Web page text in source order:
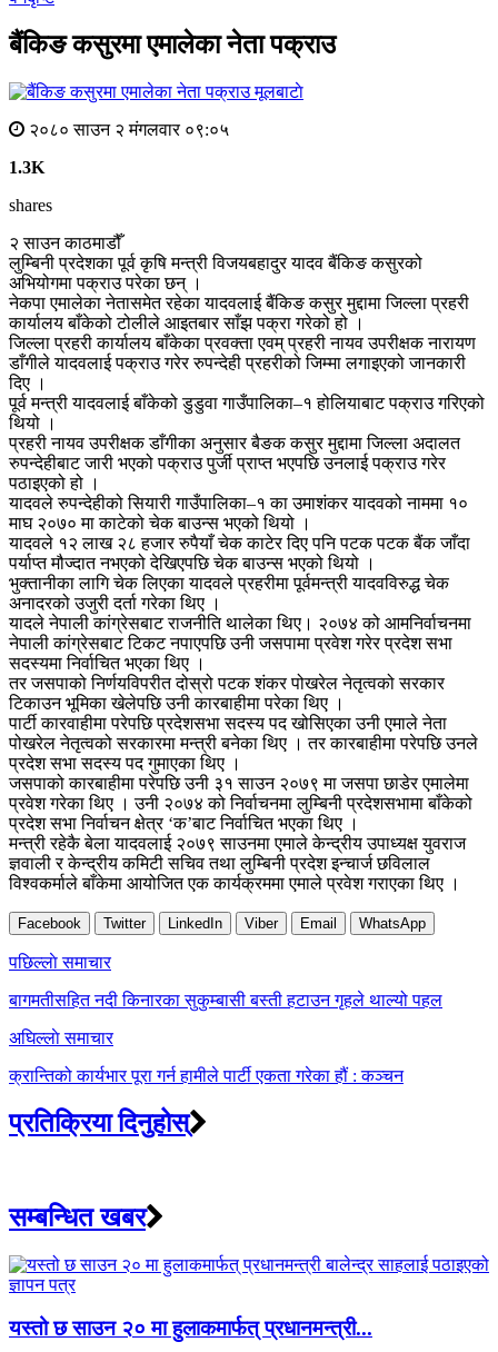
बैंकिङ कसुरमा एमालेका नेता पक्राउ
मूलबाटाे
२०८० साउन २ मंगलवार ०९:०५
1.3K
shares
२ साउन काठमाडौँ
लुम्बिनी प्रदेशका पूर्व कृषि मन्त्री विजयबहादुर यादव बैंकिङ कसुरको
अभियोगमा पक्राउ परेका छन् ।
नेकपा एमालेका नेतासमेत रहेका यादवलाई बैंकिङ कसुर मुद्दामा जिल्ला प्रहरी
कार्यालय बाँकेको टोलीले आइतबार साँझ पक्रा गरेको हो ।
जिल्ला प्रहरी कार्यालय बाँकेका प्रवक्ता एवम् प्रहरी नायव उपरीक्षक नारायण
डाँगीले यादवलाई पक्राउ गरेर रुपन्देही प्रहरीको जिम्मा लगाइएको जानकारी
दिए ।
पूर्व मन्त्री यादवलाई बाँकेको डुडुवा गाउँपालिका–१ होलियाबाट पक्राउ गरिएको
थियो ।
प्रहरी नायव उपरीक्षक डाँगीका अनुसार बैङक कसुर मुद्दामा जिल्ला अदालत
रुपन्देहीबाट जारी भएको पक्राउ पुर्जी प्राप्त भएपछि उनलाई पक्राउ गरेर
पठाइएको हो ।
यादवले रुपन्देहीको सियारी गाउँपालिका–१ का उमाशंकर यादवको नाममा १०
माघ २०७० मा काटेको चेक बाउन्स भएको थियो ।
यादवले १२ लाख २८ हजार रुपैयाँ चेक काटेर दिए पनि पटक पटक बैंक जाँदा
पर्याप्त मौज्दात नभएको देखिएपछि चेक बाउन्स भएको थियो ।
भुक्तानीका लागि चेक लिएका यादवले प्रहरीमा पूर्वमन्त्री यादवविरुद्ध चेक
अनादरको उजुरी दर्ता गरेका थिए ।
यादले नेपाली कांग्रेसबाट राजनीति थालेका थिए। २०७४ को आमनिर्वाचनमा
नेपाली कांग्रेसबाट टिकट नपाएपछि उनी जसपामा प्रवेश गरेर प्रदेश सभा
सदस्यमा निर्वाचित भएका थिए ।
तर जसपाको निर्णयविपरीत दोस्रो पटक शंकर पोखरेल नेतृत्वको सरकार
टिकाउन भूमिका खेलेपछि उनी कारबाहीमा परेका थिए ।
पार्टी कारवाहीमा परेपछि प्रदेशसभा सदस्य पद खोसिएका उनी एमाले नेता
पोखरेल नेतृत्वको सरकारमा मन्त्री बनेका थिए । तर कारबाहीमा परेपछि उनले
प्रदेश सभा सदस्य पद गुमाएका थिए ।
जसपाको कारबाहीमा परेपछि उनी ३१ साउन २०७९ मा जसपा छाडेर एमालेमा
प्रवेश गरेका थिए । उनी २०७४ को निर्वाचनमा लुम्बिनी प्रदेशसभामा बाँकेको
प्रदेश सभा निर्वाचन क्षेत्र ‘क’बाट निर्वाचित भएका थिए ।
मन्त्री रहेकै बेला यादवलाई २०७९ साउनमा एमाले केन्द्रीय उपाध्यक्ष युवराज
ज्ञवाली र केन्द्रीय कमिटी सचिव तथा लुम्बिनी प्रदेश इन्चार्ज छविलाल
विश्वकर्माले बाँकेमा आयोजित एक कार्यक्रममा एमाले प्रवेश गराएका थिए ।
Facebook Twitter LinkedIn Viber Email WhatsApp
Post
navigation
पछिल्लाे समाचार
बागमतीसहित नदी किनारका सुकुम्बासी बस्ती हटाउन गृहले थाल्यो पहल
अघिल्लाे समाचार
क्रान्तिको कार्यभार पूरा गर्न हामीले पार्टी एकता गरेका हौं : कञ्चन
प्रतिक्रिया दिनुहोस्
सम्बन्धित खबर
यस्तो छ साउन २० मा हुलाकमार्फत् प्रधानमन्त्री...